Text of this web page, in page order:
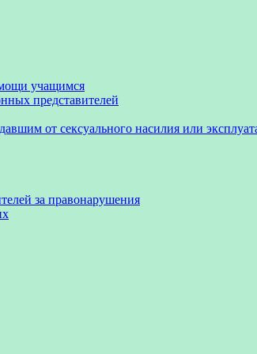
учащимся
представителей
от сексуального насилия или
за правонарушения